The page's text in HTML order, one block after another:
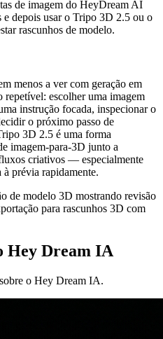
de imagem do HeyDream AI
e depois usar o Tripo 3D 2.5 ou o
rascunhos de modelo.
menos a ver com geração em
escolher uma imagem
instrução focada, inspecionar o
o próximo passo de
3D 2.5 é uma forma
imagem-para-3D junto a
criativos — especialmente
à prévia rapidamente.
Hey Dream IA
o Hey Dream IA.